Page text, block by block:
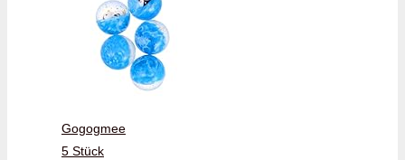
Gogogmee
5 Stück